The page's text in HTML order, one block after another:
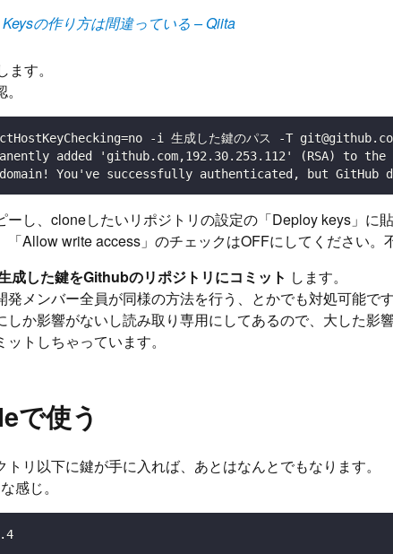
の作り方は間違っている – Qiita
す。
-i 生成した鍵のパス -T
added 'github.com,192.30.253.112' (RSA) to
You've successfully authenticated, but GitHub
ーし、cloneしたいリポジトリの設定の「Deploy keys」に貼
「Allow write access」のチェックはOFFにしてください。
成した鍵をGithubのリポジトリにコミット します。
発メンバー全員が同様の方法を行う、とかでも対処可能です
しか影響がないし読み取り専用にしてあるので、大した影
トしちゃっています。
で使う
トリ以下に鍵が手に入れば、あとはなんとでもなります。
感じ。